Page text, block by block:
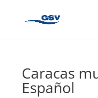
Caracas
Español